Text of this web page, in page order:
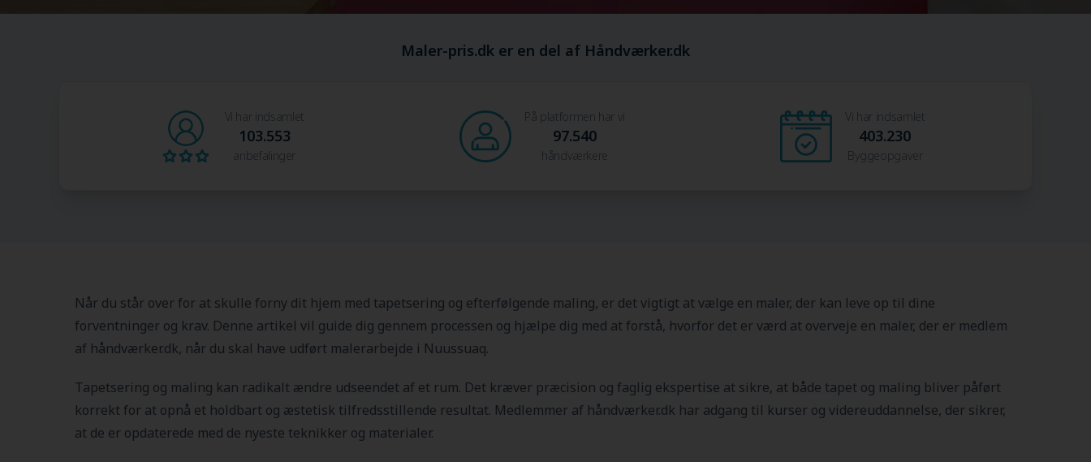
Maler-pris.dk er en del af Håndværker.dk
Vi har indsamlet
103.553
anbefalinger
På platformen har vi
97.540
håndværkere
Vi har indsamlet
403.230
Byggeopgaver
Når du står over for at skulle forny dit hjem med tapetsering og efterfølgende maling, er det vigtigt at vælge en maler, der kan leve op til dine
forventninger og krav. Denne artikel vil guide dig gennem processen og hjælpe dig med at forstå, hvorfor det er værd at overveje en maler, der er medlem
af håndværker.dk, når du skal have udført malerarbejde i Nuussuaq.
Tapetsering og maling kan radikalt ændre udseendet af et rum. Det kræver præcision og faglig ekspertise at sikre, at både tapet og maling bliver påført
korrekt for at opnå et holdbart og æstetisk tilfredsstillende resultat. Medlemmer af håndværker.dk har adgang til kurser og videreuddannelse, der sikrer,
at de er opdaterede med de nyeste teknikker og materialer.